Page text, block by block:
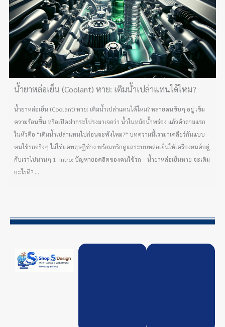
น้ำยาหล่อเย็น (Coolant) หาย: เติมน้ำเปล่าแทนได้ไหม?
น้ำยาหล่อเย็น (Coolant) หาย: เติมน้ำเปล่าแทนได้ไหม? หลายคนขับๆ อยู่ เข็ม
ความร้อนขึ้น หรือเปิดฝากระโปรงมาเจอว่า น้ำในหม้อน้ำพร่อง แล้วคำถามแรก
ในหัวคือ “เติมน้ำเปล่าแทนไปก่อนจะพังไหม?” บทความนี้เรามาเคลียร์กันแบบ
คนใช้รถจริงๆ ไม่ใช่แค่ทฤษฎีช่าง พร้อมทริกดูแลระบบหล่อเย็นให้เครื่องยนต์อยู่
กับเราไปนานๆ 1. Intro: ปัญหายอดฮิตของคนใช้รถ – น้ำยาหล่อเย็นหาย จะเติม
อะไรดี? ...